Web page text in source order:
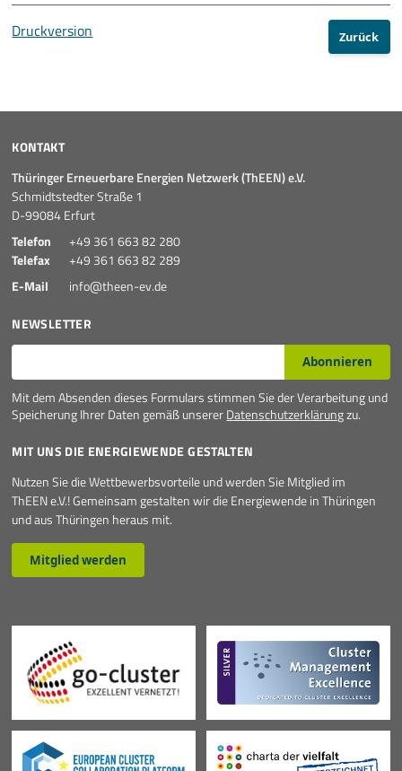
Druckversion Zurück
KONTAKT
Thüringer Erneuerbare Energien Netzwerk (ThEEN) e.V.
Schmidtstedter Straße 1
D-99084 Erfurt
Telefon
+49 361 663 82 280
Telefax
+49 361 663 82 289
E-Mail
info@theen-ev.de
NEWSLETTER
E-Mail* Abonnieren
Mit dem Absenden dieses Formulars stimmen Sie der Verarbeitung und
Speicherung Ihrer Daten gemäß unsererDatenschutzerklärungzu.
MIT UNS DIE ENERGIEWENDE GESTALTEN
Nutzen Sie die Wettbewerbsvorteile und werden Sie Mitglied im
ThEEN e.V.! Gemeinsam gestalten wir die Energiewende in Thüringen
und aus Thüringen heraus mit.
Mitglied werden